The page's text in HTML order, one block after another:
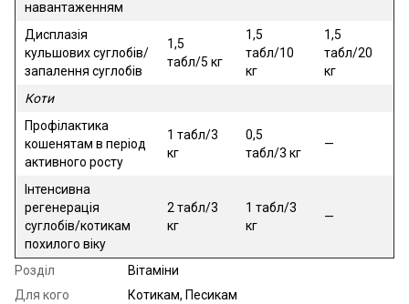
навантаженням
Дисплазія
кульшових суглобів/
запалення суглобів
1,5
табл/5 кг
1,5
табл/10
кг
1,5
табл/20
кг
Коти
Профілактика
кошенятам в період
активного росту
1 табл/3
кг
0,5
табл/3 кг
—
Інтенсивна
регенерація
суглобів/котикам
похилого віку
2 табл/3
кг
1 табл/3
кг
—
Розділ
Вітаміни
Для кого
Котикам, Песикам